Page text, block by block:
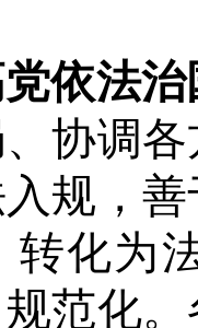
依法
协调
规，
转化为
范化